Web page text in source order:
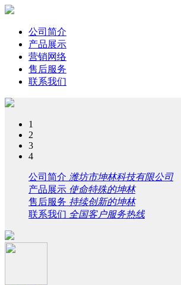
公司简介
产品展示
营销网络
售后服务
联系我们
1
2
3
4
公司简介 潍坊市坤林科技有限公司
产品展示 使命特殊的坤林
售后服务 持续创新的坤林
联系我们 全国客户服务热线